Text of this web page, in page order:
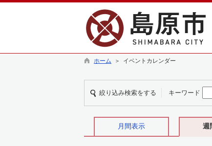
ホーム ＞ イベントカレンダー
絞り込み検索をする キーワード
月間表示 週